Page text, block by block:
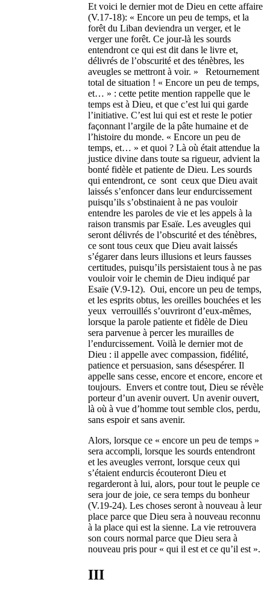
Et voici le dernier mot de Dieu en cette affaire
(V.17-18): « Encore un peu de temps, et la
forêt du Liban deviendra un verger, et le
verger une forêt. Ce jour-là les sourds
entendront ce qui est dit dans le livre et,
délivrés de l’obscurité et des ténèbres, les
aveugles se mettront à voir. » Retournement
total de situation ! « Encore un peu de temps,
et… » : cette petite mention rappelle que le
temps est à Dieu, et que c’est lui qui garde
l’initiative. C’est lui qui est et reste le potier
façonnant l’argile de la pâte humaine et de
l’histoire du monde. « Encore un peu de
temps, et… » et quoi ? Là où était attendue la
justice divine dans toute sa rigueur, advient la
bonté fidèle et patiente de Dieu. Les sourds
qui entendront, ce sont ceux que Dieu avait
laissés s’enfoncer dans leur endurcissement
puisqu’ils s’obstinaient à ne pas vouloir
entendre les paroles de vie et les appels à la
raison transmis par Esaïe. Les aveugles qui
seront délivrés de l’obscurité et des ténèbres,
ce sont tous ceux que Dieu avait laissés
s’égarer dans leurs illusions et leurs fausses
certitudes, puisqu’ils persistaient tous à ne pas
vouloir voir le chemin de Dieu indiqué par
Esaïe (V.9-12). Oui, encore un peu de temps,
et les esprits obtus, les oreilles bouchées et les
yeux verrouillés s’ouvriront d’eux-mêmes,
lorsque la parole patiente et fidèle de Dieu
sera parvenue à percer les murailles de
l’endurcissement. Voilà le dernier mot de
Dieu : il appelle avec compassion, fidélité,
patience et persuasion, sans désespérer. Il
appelle sans cesse, encore et encore, encore et
toujours. Envers et contre tout, Dieu se révèle
porteur d’un avenir ouvert. Un avenir ouvert,
là où à vue d’homme tout semble clos, perdu,
sans espoir et sans avenir.
Alors, lorsque ce « encore un peu de temps »
sera accompli, lorsque les sourds entendront
et les aveugles verront, lorsque ceux qui
s’étaient endurcis écouteront Dieu et
regarderont à lui, alors, pour tout le peuple ce
sera jour de joie, ce sera temps du bonheur
(V.19-24). Les choses seront à nouveau à leur
place parce que Dieu sera à nouveau reconnu
à la place qui est la sienne. La vie retrouvera
son cours normal parce que Dieu sera à
nouveau pris pour « qui il est et ce qu’il est ».
III